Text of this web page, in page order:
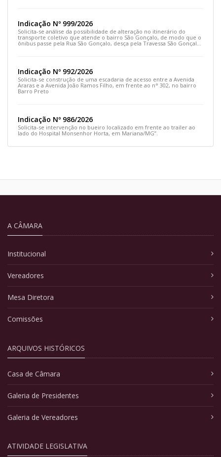
Indicação Nº 999/2026
Solicita-se análise da possibilidade de alteração no itinerário do
transporte coletivo que atende o bairro São Gonçalo, de modo que o
ônibus passe pela Rua São Gonçalo, desça pela Travessa São Gonçalo
Indicação Nº 992/2026
Solicita-se construção de uma escadaria de acesso entre a Avenida
Araras e a Avenida João Ramos Filho, em frente ao n° 302, no bairro
Barro Preto
Indicação Nº 986/2026
Solicita-se intervenção no bueiro localizado em frente ao trailer ao
lado do Hospital Monsenhor Horta, em Mariana/MG”.
A CÂMARA
Institucional
Vereadores
Mesa Diretora
Comissões
ARQUIVOS HISTÓRICOS
Casa de Câmara
Galeria de Presidentes
Galeria de Vereadores
ATIVIDADE LEGISLATIVA